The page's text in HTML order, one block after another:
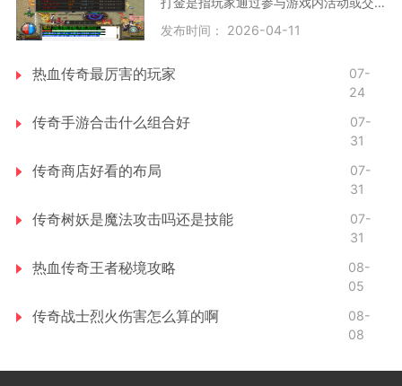
发布时间： 2026-04-11
热血传奇最厉害的玩家
07-
24
传奇手游合击什么组合好
07-
31
传奇商店好看的布局
07-
31
传奇树妖是魔法攻击吗还是技能
07-
31
热血传奇王者秘境攻略
08-
05
传奇战士烈火伤害怎么算的啊
08-
08